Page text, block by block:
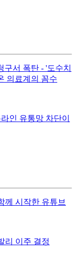
구서 폭탄 - '도수치
의료계의 꼼수
인 유통망 차단이
께 시작한 유튜브
리 이주 결정